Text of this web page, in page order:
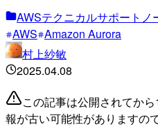
AWSテクニカルサポートノ
AWS Amazon Aurora
村上紗敏
2025.04.08
この記事は公開されてか
報が古い可能性がありますの